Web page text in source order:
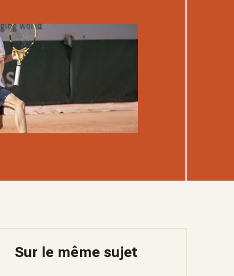
Sur le même sujet